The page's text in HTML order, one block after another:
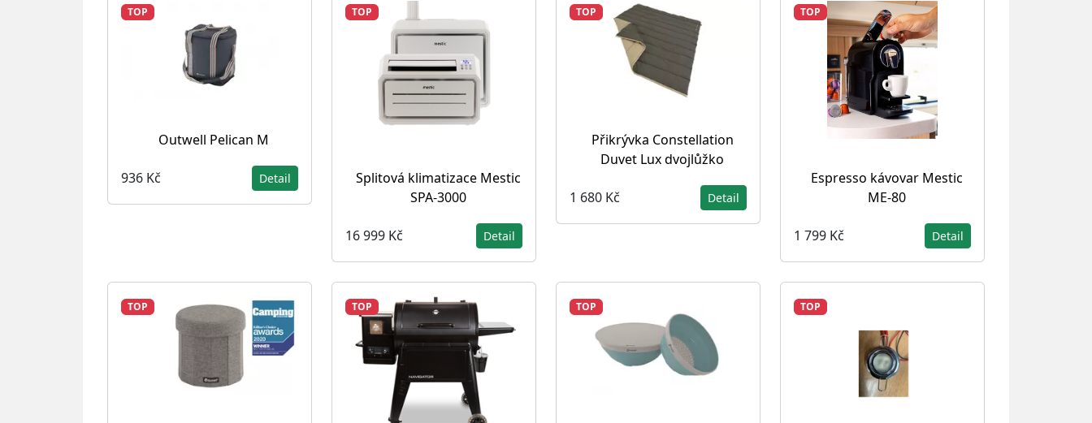
TOP
Outwell Pelican M
936 Kč Detail
TOP
Splitová klimatizace Mestic
SPA-3000
16 999 Kč Detail
TOP
Přikrývka Constellation
Duvet Lux dvojlůžko
1 680 Kč Detail
TOP
Espresso kávovar Mestic
ME-80
1 799 Kč Detail
TOP TOP TOP TOP